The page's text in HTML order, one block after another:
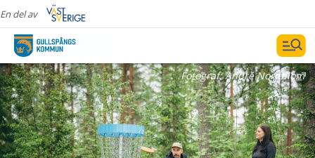
En del av
Fotograf:André Nordblom